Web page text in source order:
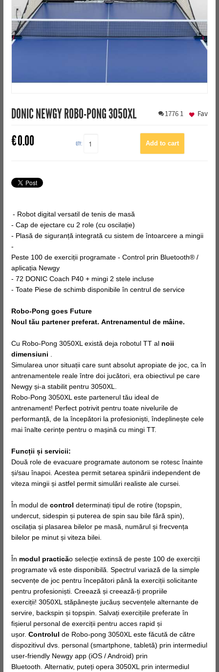
DONIC NEWGY ROBO-PONG 3050XL 1776 1
€0.00 QTY:
Fav
- Robot digital versatil de tenis de masă
- Cap de ejectare cu 2 role (cu oscilație)
- Plasă de siguranță integrată cu sistem de întoarcere a mingii
-
Peste 100 de exerciții programate - Control prin Bluetooth® /
aplicația Newgy
- 72 DONIC Coach P40 + mingi 2 stele incluse
- Toate Piese de schimb disponibile în centrul de service
Robo-Pong goes Future
Noul tău partener preferat. Antrenamentul de mâine.
Cu Robo-Pong 3050XL există deja robotul TT al noii
dimensiuni
Simularea unor situații care sunt absolut apropiate de joc, ca în
antrenamentele reale între doi jucători, era obiectivul pe care
Newgy și-a stabilit pentru 3050XL.
Robo-Pong 3050XL este partenerul tău ideal de
antrenament! Perfect potrivit pentru toate nivelurile de
performanță, de la începători la profesioniști, îndeplinește cele
mai înalte cerințe pentru o mașină cu mingi TT.
Funcții și servicii:
Două role de evacuare programate autonom se rotesc înainte
și/sau înapoi. Acestea permit setarea spinării independent de
viteza mingii și astfel permit simulări realiste ale cursei.
În modul de control determinați tipul de rotire (topspin,
undercut, sidespin și puterea de spin sau bile fără spin),
oscilația și plasarea bilelor pe masă, numărul și frecvența
bilelor pe minut și viteza bilei.
În modul practicăo selecție extinsă de peste 100 de exerciții
programate vă este disponibilă. Spectrul variază de la simple
secvențe de joc pentru începători până la exerciții solicitante
pentru profesioniști. Creează și creează-ți propriile
exerciții! 3050XL stăpânește jucăuș secvențele alternante de
servire, backspin și topspin. Salvați exercițiile preferate în
fișierul personal de exerciții pentru acces rapid și
ușor. Controlul de Robo-pong 3050XL este făcută de către
dispozitivul dvs. personal (smartphone, tabletă) prin intermediul
user-friendly Newgy app (iOS / Android) prin
Bluetooth. Alternativ, puteți opera 3050XL prin intermediul